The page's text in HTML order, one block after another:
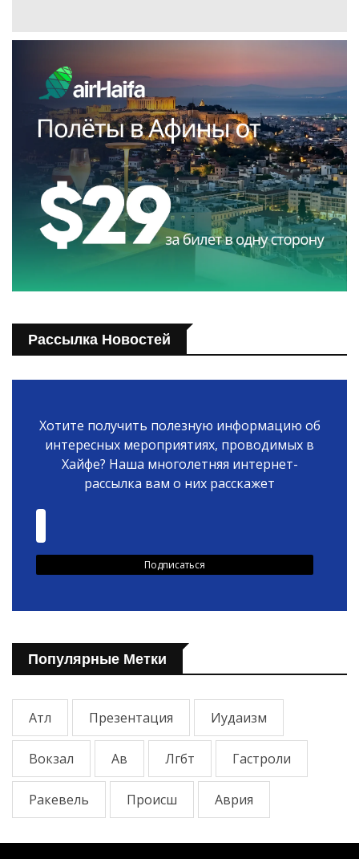
Рассылка Новостей
Хотите получить полезную информацию об
интересных мероприятиях, проводимых в
Хайфе? Наша многолетняя интернет-
рассылка вам о них расскажет
Популярные Метки
Атл Презентация Иудаизм
Вокзал Ав Лгбт Гастроли
Ракевель Происш Аврия